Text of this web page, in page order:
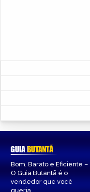
GUIABUTANTÃ
Bom, Barato e Eficiente –
O Guia Butantã é o
vendedor que você
queria.